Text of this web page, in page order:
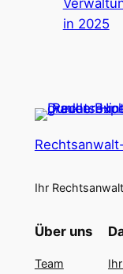
in 2025
Ihr
Über uns
Team